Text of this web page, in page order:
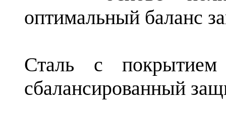
оптимальный баланс
Сталь с
сбалансированный